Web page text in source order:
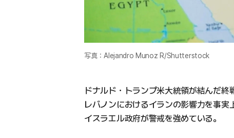
写真：Alejandro Munoz R/Shutterstock
ドナルド・トランプ米大統領が結んだ終
レバノンにおけるイランの影響力を事実
イスラエル政府が警戒を強めている。